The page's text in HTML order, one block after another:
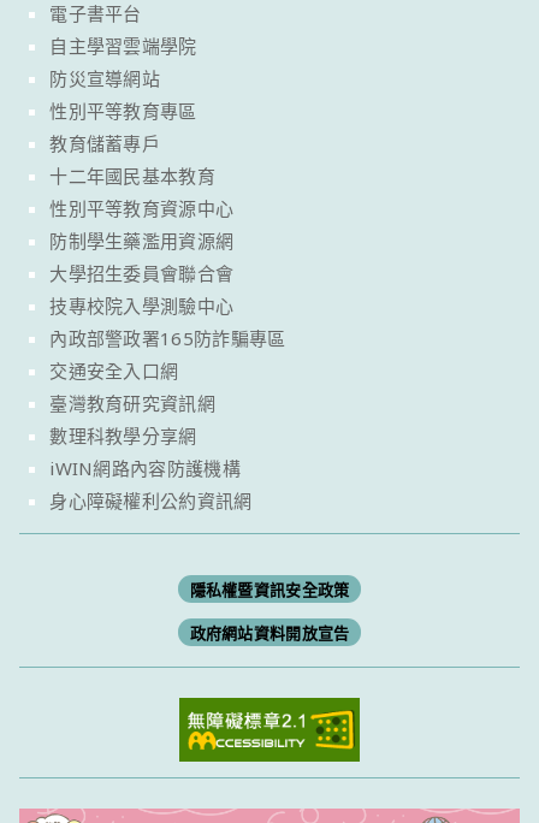
電子書平台
自主學習雲端學院
防災宣導網站
性別平等教育專區
教育儲蓄專戶
十二年國民基本教育
性別平等教育資源中心
防制學生藥濫用資源網
大學招生委員會聯合會
技專校院入學測驗中心
內政部警政署165防詐騙專區
交通安全入口網
臺灣教育研究資訊網
數理科教學分享網
iWIN網路內容防護機構
身心障礙權利公約資訊網
隱私權暨資訊安全政策
政府網站資料開放宣告